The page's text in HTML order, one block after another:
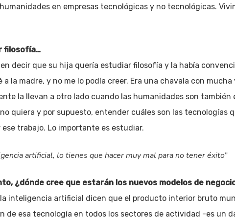
en empresas tecnológicas y no tecnológicas.
filosofía…
decir que su hija quería estudiar filosofía y la había
la madre, y no me lo podía creer. Era una chavala con mucha
la llevan a otro lado cuando las humanidades son también
quiera y por supuesto, entender cuáles son las tecnologías
trabajo. Lo importante es estudiar.
artificial, lo tienes que hacer muy mal para no tener éxito”
¿dónde cree que estarán los nuevos modelos de
inteligencia artificial dicen que el producto interior bruto
de esa tecnología en todos los sectores de actividad -es un